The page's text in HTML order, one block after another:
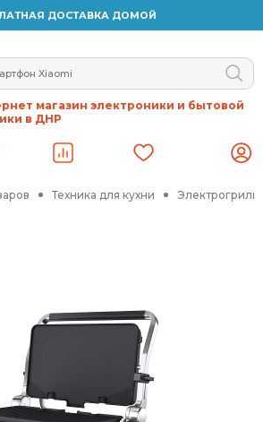
ДОСТАВКА ДОМОЙ
магазин электроники и бытовой
в ДНР
Техника для кухни Электрогрили